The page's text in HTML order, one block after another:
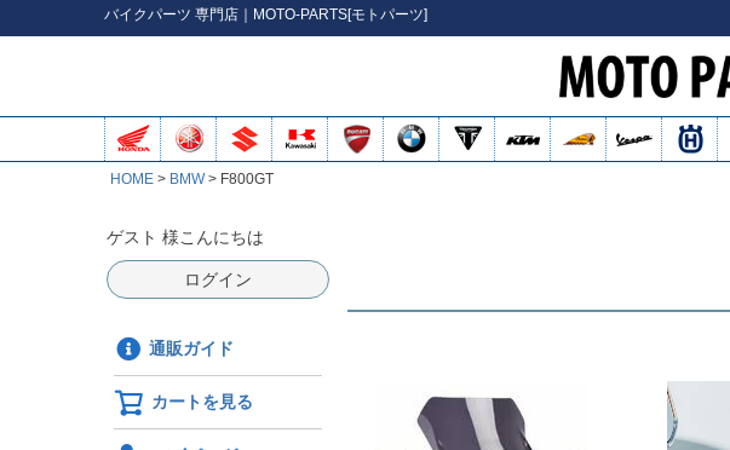
バイクパーツ 専門店｜MOTO-PARTS[モトパーツ]
HOME BMW F800GT
ゲスト 様こんにちは
ログイン
通販ガイド
カートを見る